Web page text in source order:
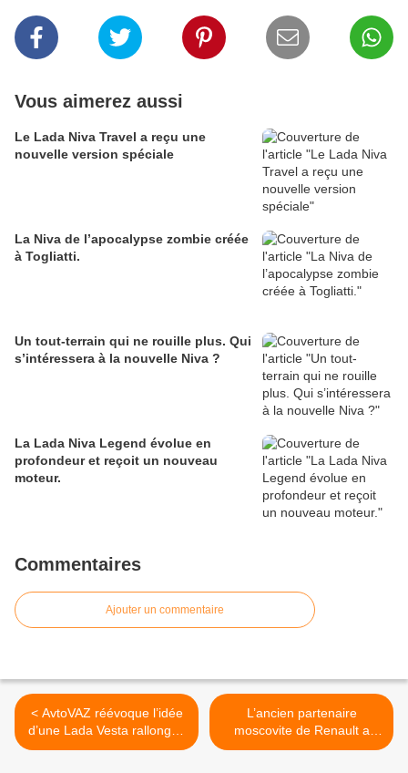
Vous aimerez aussi
Le Lada Niva Travel a reçu une
nouvelle version spéciale
La Niva de l’apocalypse zombie créée
à Togliatti.
Un tout-terrain qui ne rouille plus. Qui
s’intéressera à la nouvelle Niva ?
La Lada Niva Legend évolue en
profondeur et reçoit un nouveau
moteur.
Commentaires
Ajouter un commentaire
< AvtoVAZ réévoque l’idée
d’une Lada Vesta rallongée
pour les fonctionnaires.
L’ancien partenaire
moscovite de Renault a
construit un pick-up Niva